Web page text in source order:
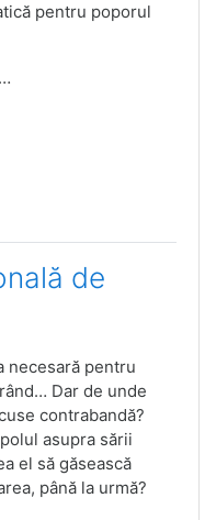
pentru poporul
de
necesară pentru
Dar de unde
contrabandă?
asupra sării
el să găsească
până la urmă?